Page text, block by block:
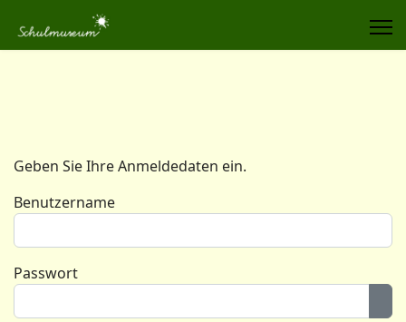
Geben Sie Ihre Anmeldedaten ein.
Benutzername
Passwort